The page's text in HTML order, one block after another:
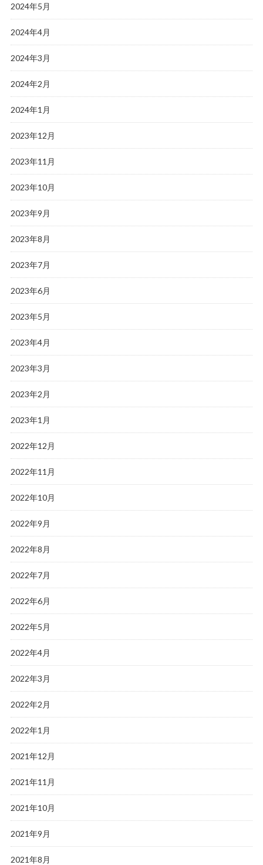
2024年5月
2024年4月
2024年3月
2024年2月
2024年1月
2023年12月
2023年11月
2023年10月
2023年9月
2023年8月
2023年7月
2023年6月
2023年5月
2023年4月
2023年3月
2023年2月
2023年1月
2022年12月
2022年11月
2022年10月
2022年9月
2022年8月
2022年7月
2022年6月
2022年5月
2022年4月
2022年3月
2022年2月
2022年1月
2021年12月
2021年11月
2021年10月
2021年9月
2021年8月